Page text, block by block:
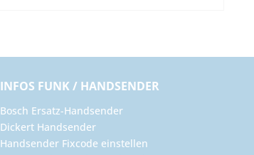
INFOS FUNK / HANDSENDER
Bosch Ersatz-Handsender
Dickert Handsender
Handsender Fixcode einstellen